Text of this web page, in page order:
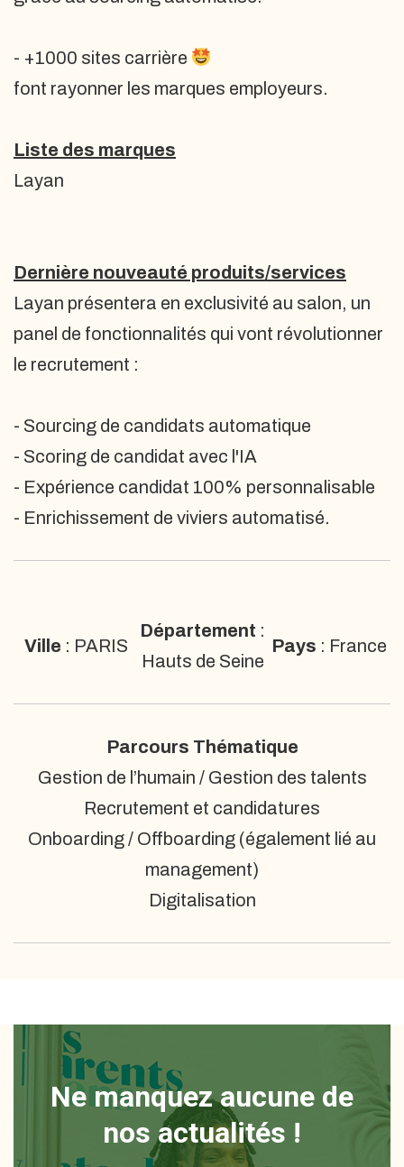
- +1000 sites carrière
font rayonner les marques employeurs.
Liste des marques
Layan
Dernière nouveauté produits/services
Layan présentera en exclusivité au salon, un
panel de fonctionnalités qui vont révolutionner
le recrutement :
- Sourcing de candidats automatique
- Scoring de candidat avec l'IA
- Expérience candidat 100% personnalisable
- Enrichissement de viviers automatisé.
Ville : PARIS
Département :
Hauts de Seine
Pays : France
Parcours Thématique
Gestion de l’humain / Gestion des talents
Recrutement et candidatures
Onboarding / Offboarding (également lié au
management)
Digitalisation
Ne manquez aucune de
nos actualités !